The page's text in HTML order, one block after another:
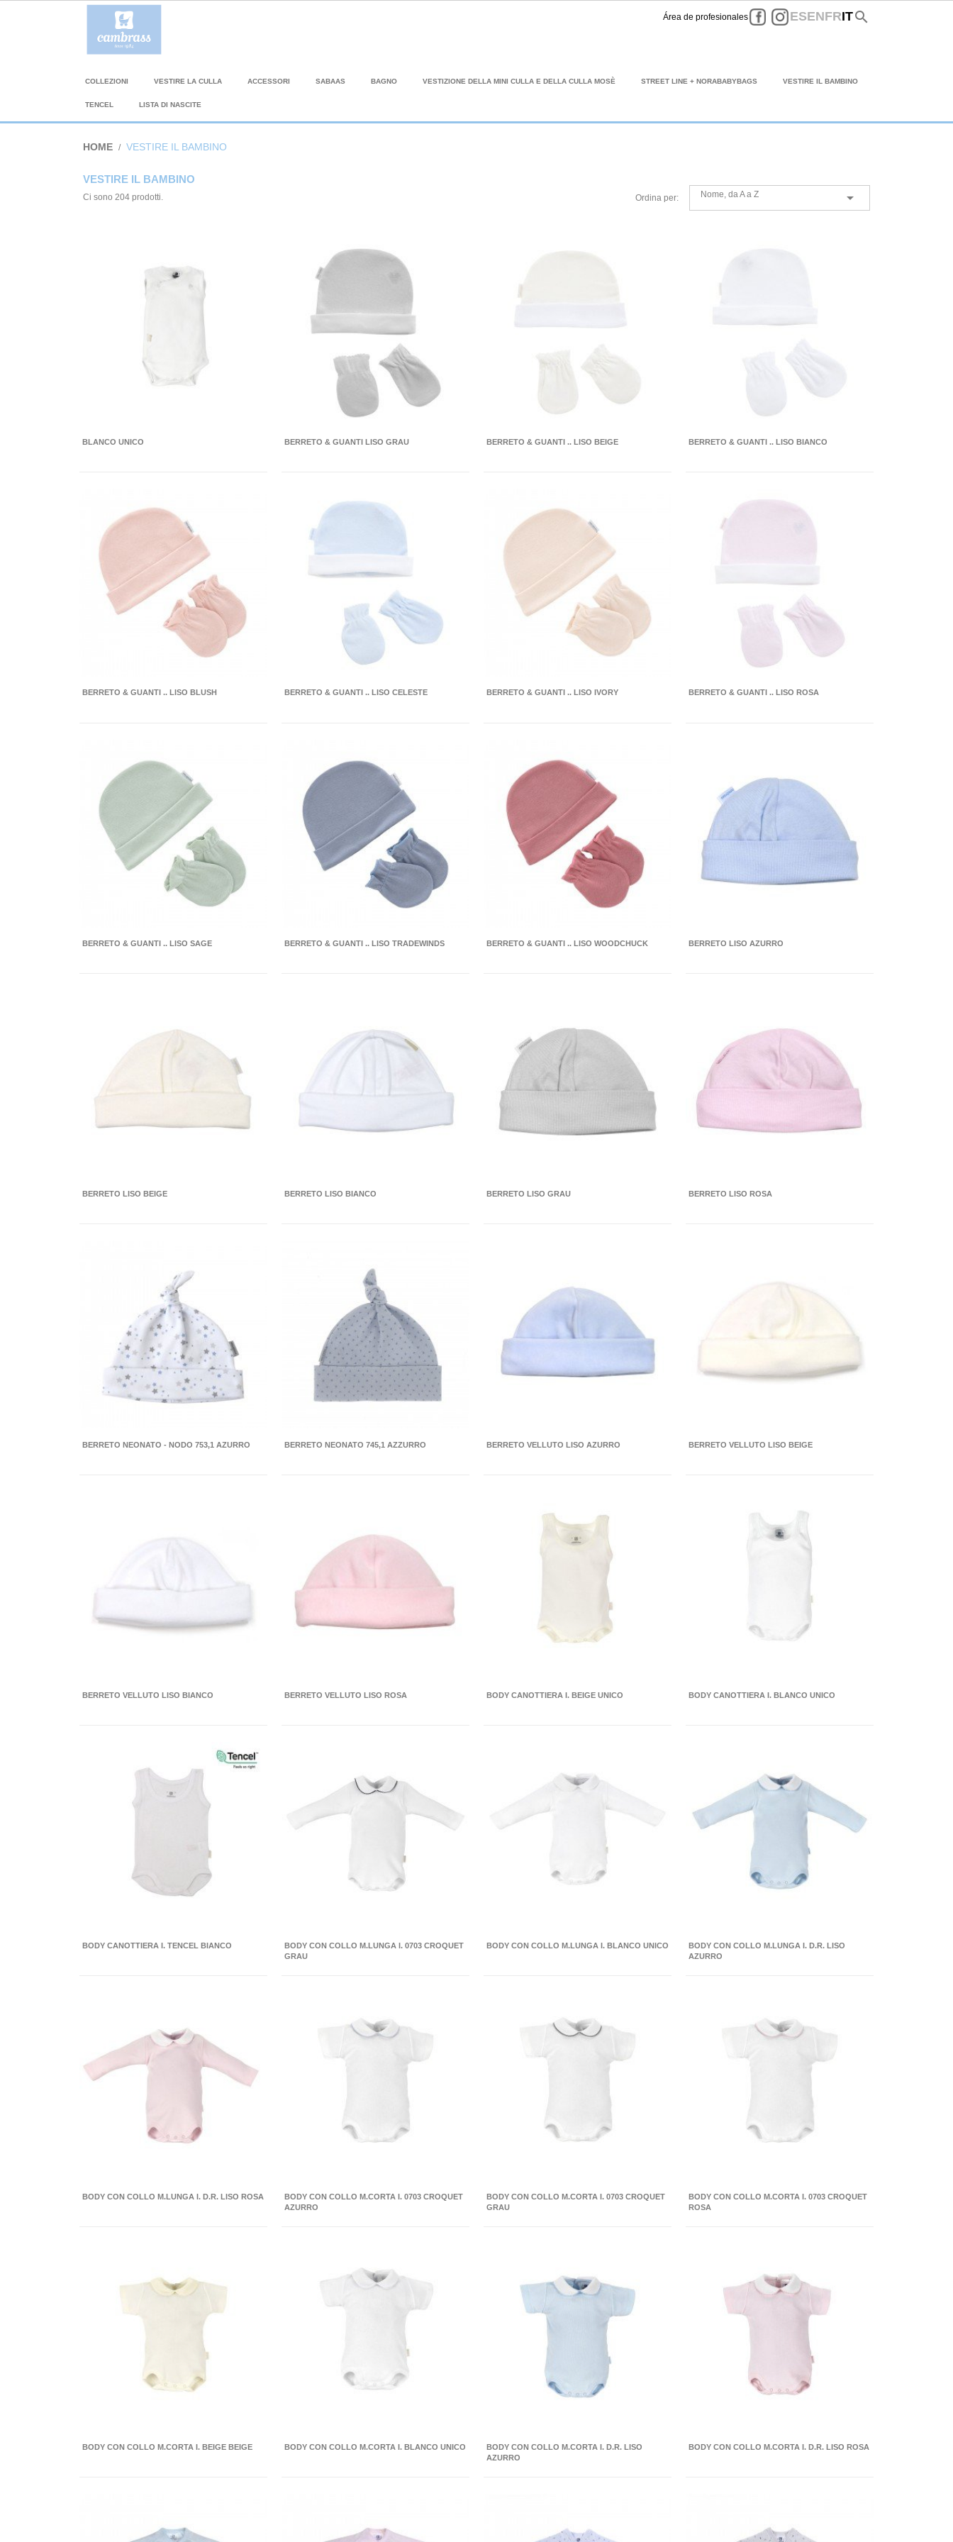
Área de profesionales FacebookInstagram
ESENFRITsearch
COLLEZIONI VESTIRE LA CULLA ACCESSORI SABAAS BAGNO VESTIZIONE DELLA MINI CULLA E DELLA CULLA MOSÈ STREET LINE + NORABABYBAGS VESTIRE IL BAMBINO
TENCEL LISTA DI NASCITE
HOME VESTIRE IL BAMBINO
VESTIRE IL BAMBINO
Ci sono 204 prodotti. Ordina per: Nome, da A a Z 
BLANCO UNICO BERRETO & GUANTI LISO GRAU BERRETO & GUANTI .. LISO BEIGE BERRETO & GUANTI .. LISO BIANCO
BERRETO & GUANTI .. LISO BLUSH BERRETO & GUANTI .. LISO CELESTE BERRETO & GUANTI .. LISO IVORY BERRETO & GUANTI .. LISO ROSA
BERRETO & GUANTI .. LISO SAGE BERRETO & GUANTI .. LISO TRADEWINDS BERRETO & GUANTI .. LISO WOODCHUCK BERRETO LISO AZURRO
BERRETO LISO BEIGE BERRETO LISO BIANCO BERRETO LISO GRAU BERRETO LISO ROSA
BERRETO NEONATO - NODO 753,1 AZURRO BERRETO NEONATO 745,1 AZZURRO BERRETO VELLUTO LISO AZURRO BERRETO VELLUTO LISO BEIGE
BERRETO VELLUTO LISO BIANCO BERRETO VELLUTO LISO ROSA BODY CANOTTIERA I. BEIGE UNICO BODY CANOTTIERA I. BLANCO UNICO
BODY CANOTTIERA I. TENCEL BIANCO
BODY CON COLLO M.LUNGA I. 0703 CROQUET
GRAU
BODY CON COLLO M.LUNGA I. BLANCO UNICO
BODY CON COLLO M.LUNGA I. D.R. LISO
AZURRO
BODY CON COLLO M.LUNGA I. D.R. LISO ROSA
BODY CON COLLO M.CORTA I. 0703 CROQUET
AZURRO
BODY CON COLLO M.CORTA I. 0703 CROQUET
GRAU
BODY CON COLLO M.CORTA I. 0703 CROQUET
ROSA
BODY CON COLLO M.CORTA I. BEIGE BEIGE BODY CON COLLO M.CORTA I. BLANCO UNICO
BODY CON COLLO M.CORTA I. D.R. LISO
AZURRO
BODY CON COLLO M.CORTA I. D.R. LISO ROSA